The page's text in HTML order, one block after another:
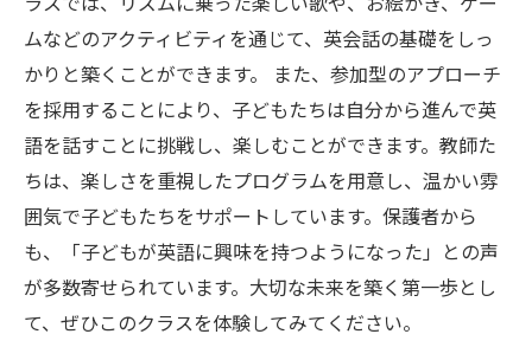
ムなどのアクティビティを通じて、英会話の基礎をしっ
かりと築くことができます。 また、参加型のアプローチ
を採用することにより、子どもたちは自分から進んで英
語を話すことに挑戦し、楽しむことができます。教師た
ちは、楽しさを重視したプログラムを用意し、温かい雰
囲気で子どもたちをサポートしています。保護者から
も、「子どもが英語に興味を持つようになった」との声
が多数寄せられています。大切な未来を築く第一歩とし
て、ぜひこのクラスを体験してみてください。